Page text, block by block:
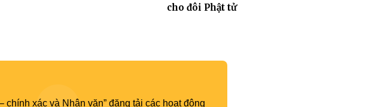
cho đôi Phật tử
xác và Nhân văn” đăng tải các hoạt động